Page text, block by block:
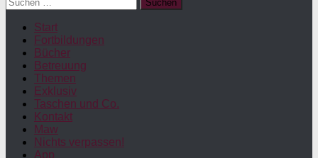
nach:
Start
Fortbildungen
Bücher
Betreuung
Themen
Exklusiv
Taschen und Co.
Kontakt
Maw
Nichts verpassen!
App